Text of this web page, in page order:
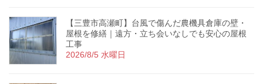
【三豊市高瀬町】台風で傷んだ農機具倉庫の壁・
屋根を修繕｜遠方・立ち会いなしでも安心の屋根
工事
2026/8/5 水曜日